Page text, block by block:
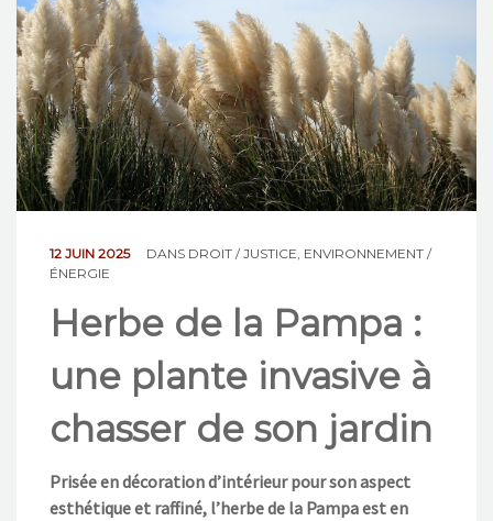
JURIDIQUE
LA CCA-GE
NOS ACTIONS
CONTACT
12 JUIN 2025 DANS DROIT / JUSTICE ENVIRONNEMENT /
ÉNERGIE
Herbe de la Pampa :
une plante invasive à
chasser de son jardin
Prisée en décoration d’intérieur pour son aspect
esthétique et raffiné, l’herbe de la Pampa est en